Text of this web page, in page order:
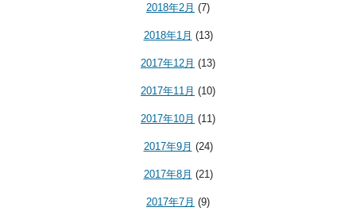
2018年2月 (7)
2018年1月 (13)
2017年12月 (13)
2017年11月 (10)
2017年10月 (11)
2017年9月 (24)
2017年8月 (21)
2017年7月 (9)